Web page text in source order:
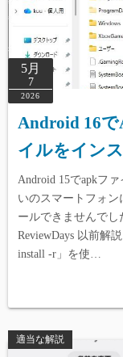
5月
7
2026
Android 16
イルをイン
Android 15でapkフ
いのスマートフォン
ールできませんでし
ReviewDays 以前解
install -r」を使…
適当な解説